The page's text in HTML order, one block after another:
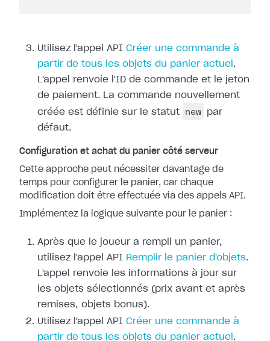
Utilisez l'appel API Créer une commande à
partir de tous les objets du panier actuel .
L'appel renvoie l'ID de commande et le jeton
de paiement. La commande nouvellement
créée est définie sur le statut
new
par
défaut.
Configuration et achat du panier côté serveur
Cette approche peut nécessiter davantage de
temps pour configurer le panier, car chaque
modification doit être effectuée via des appels API.
Implémentez la logique suivante pour le panier :
Après que le joueur a rempli un panier,
utilisez l'appel API Remplir le panier d'objets.
L'appel renvoie les informations à jour sur
les objets sélectionnés (prix avant et après
remises, objets bonus).
Utilisez l'appel API Créer une commande à
partir de tous les objets du panier actuel .